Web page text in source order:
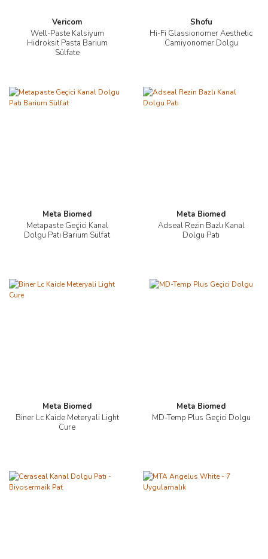
Vericom
Well-Paste Kalsiyum
Hidroksit Pasta Barium
Sülfate
Shofu
Hi-Fi Glassionomer Aesthetic
Camiyonomer Dolgu
Meta Biomed
Metapaste Geçici Kanal
Dolgu Patı Barium Sülfat
Meta Biomed
Adseal Rezin Bazlı Kanal
Dolgu Patı
Meta Biomed
Biner Lc Kaide Meteryali Light
Cure
Meta Biomed
MD-Temp Plus Geçici Dolgu